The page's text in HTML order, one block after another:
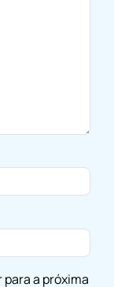
a próxima